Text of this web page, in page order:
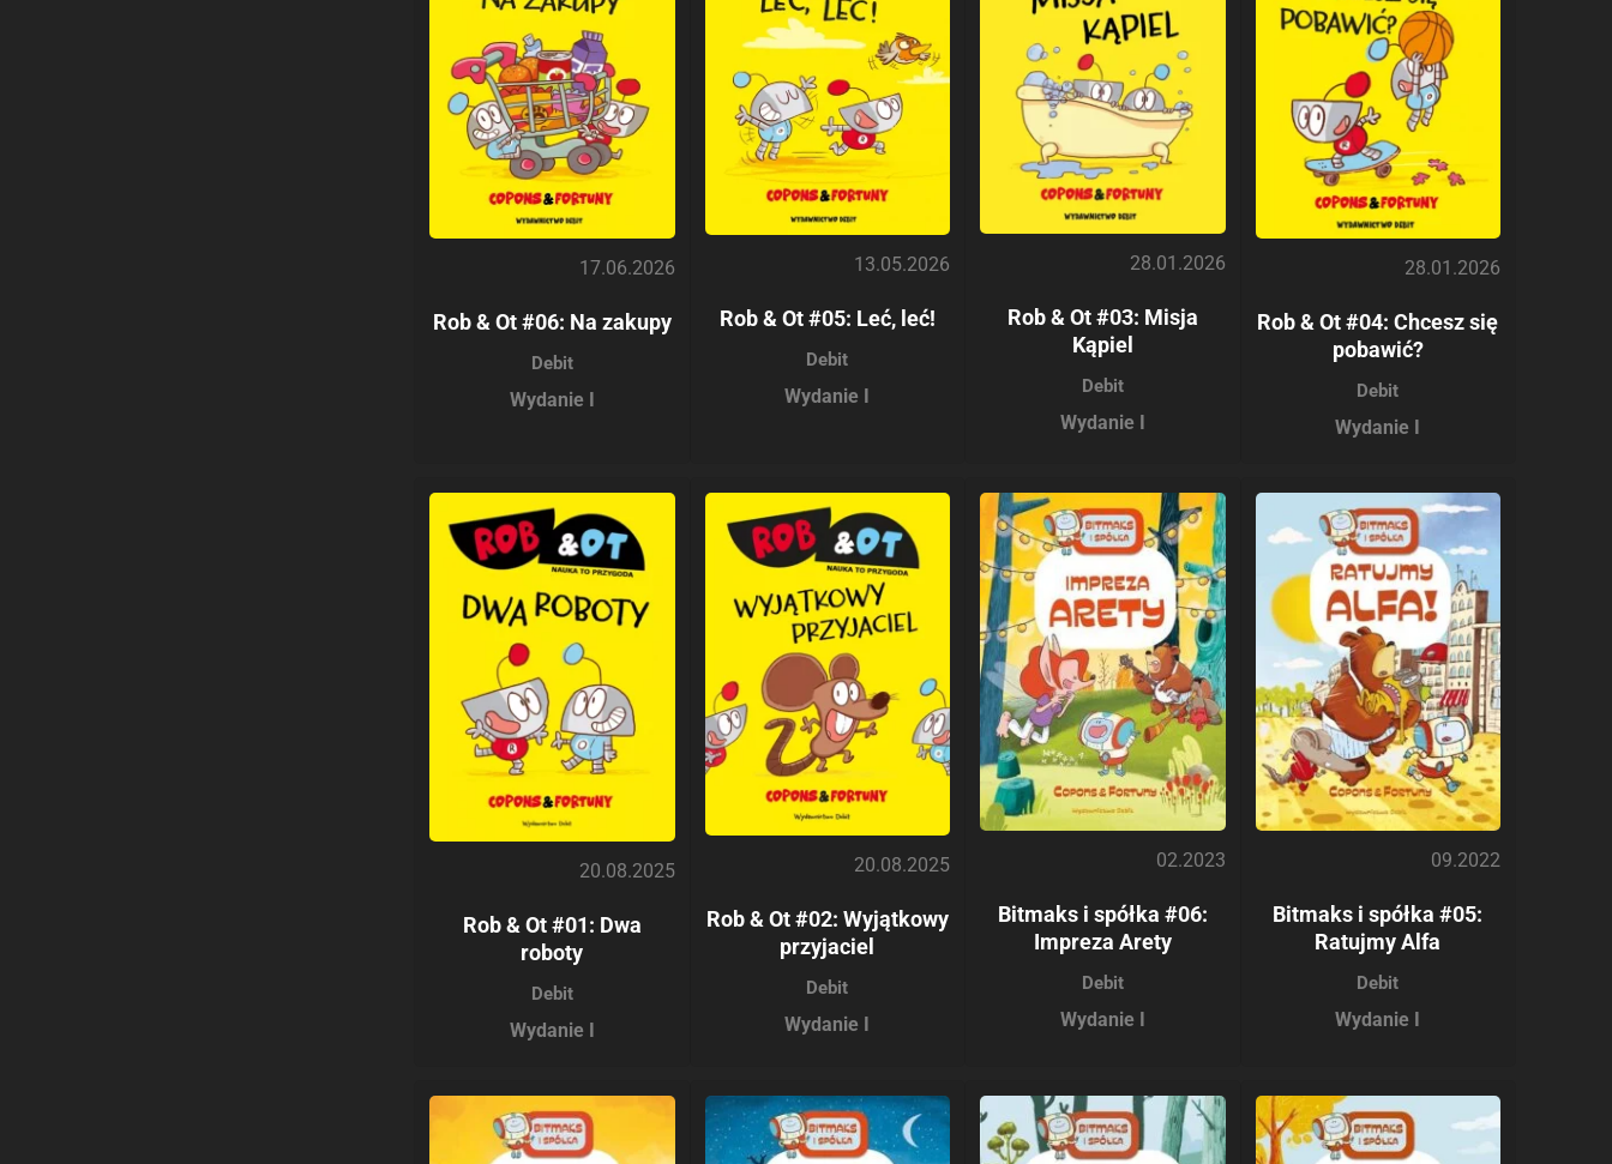
17.06.2026
Rob & Ot #06: Na zakupy
Debit
Wydanie I
13.05.2026
Rob & Ot #05: Leć, leć!
Debit
Wydanie I
28.01.2026
Rob & Ot #03: Misja
Kąpiel
Debit
Wydanie I
28.01.2026
Rob & Ot #04: Chcesz się
pobawić?
Debit
Wydanie I
20.08.2025
Rob & Ot #01: Dwa
roboty
Debit
Wydanie I
20.08.2025
Rob & Ot #02: Wyjątkowy
przyjaciel
Debit
Wydanie I
02.2023
Bitmaks i spółka #06:
Impreza Arety
Debit
Wydanie I
09.2022
Bitmaks i spółka #05:
Ratujmy Alfa
Debit
Wydanie I